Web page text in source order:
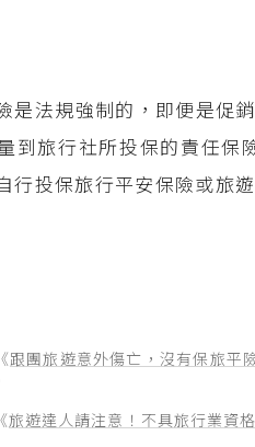
是法規強制的，即便是促
到旅行社所投保的責任
行投保旅行平安保險或旅
跟團旅遊意外傷亡，沒有保旅平
旅遊達人請注意！不具旅行業資